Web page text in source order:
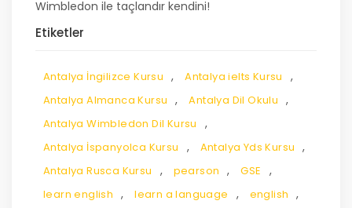
Wimbledon ile taçlandır kendini!
Etiketler
Antalya İngilizce Kursu , Antalya ielts Kursu ,
Antalya Almanca Kursu , Antalya Dil Okulu ,
Antalya Wimbledon Dil Kursu ,
Antalya İspanyolca Kursu , Antalya Yds Kursu ,
Antalya Rusca Kursu , pearson , GSE ,
learn english , learn a language , english ,